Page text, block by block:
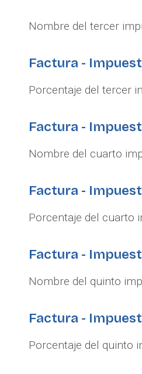
Nombre del tercer
Factura -
Porcentaje del tercer
Factura -
Nombre del cuarto
Factura -
Porcentaje del cuarto
Factura -
Nombre del quinto
Factura -
Porcentaje del quinto